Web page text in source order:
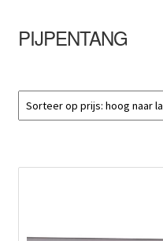
Aanbiedingen
Contact
PIJPENTANG